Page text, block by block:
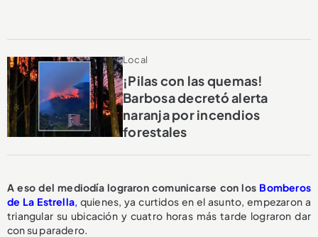
Local
¡Pilas con las quemas!
Barbosa decretó alerta
naranja por incendios
forestales
A eso del mediodía lograron comunicarse con los Bomberos
de La Estrella, quienes, ya curtidos en el asunto, empezaron a
triangular su ubicación y cuatro horas más tarde lograron dar
con su paradero.